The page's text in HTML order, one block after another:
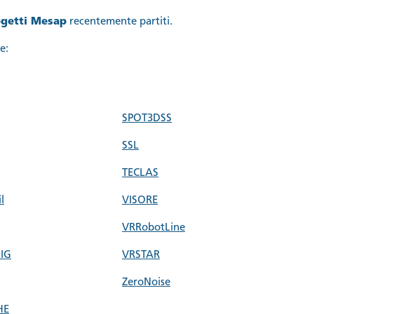
Mesap recentemente partiti.
SPOT3DSS
SSL
TECLAS
VISORE
VRRobotLine
VRSTAR
ZeroNoise